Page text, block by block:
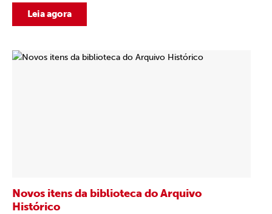
Leia agora
Novos itens da biblioteca do Arquivo
Histórico